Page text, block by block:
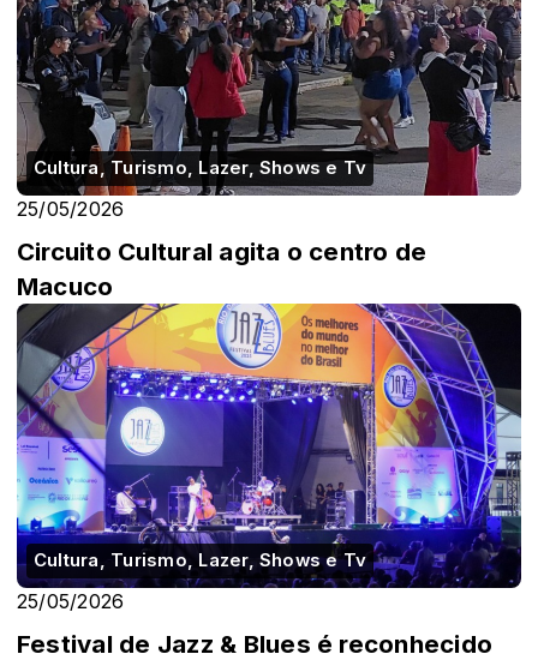
Cultura, Turismo, Lazer, Shows e Tv
25/05/2026
Circuito Cultural agita o centro de
Macuco
Cultura, Turismo, Lazer, Shows e Tv
25/05/2026
Festival de Jazz & Blues é reconhecido